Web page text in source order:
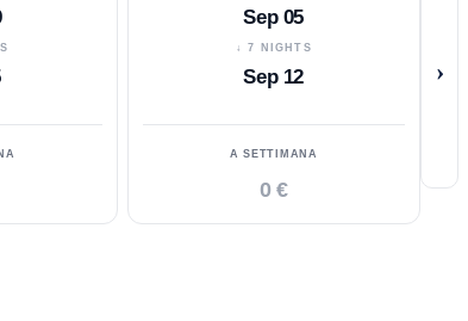
Sep 05
↓ 7 NIGHTS
Sep 12
A SETTIMANA
0 €
›